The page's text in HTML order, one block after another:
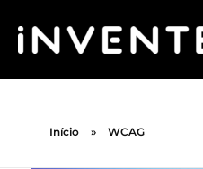
Início » WCAG